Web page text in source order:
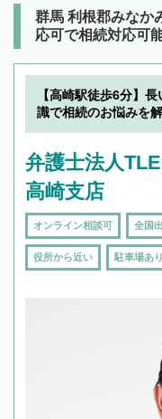
群馬 利根郡みなか
応可で相続対応可
【高崎駅徒歩6分】
識で相続のお悩みを
弁護士法人
高崎支店
オンライン相談可 全国
役所から近い 駐車場あり